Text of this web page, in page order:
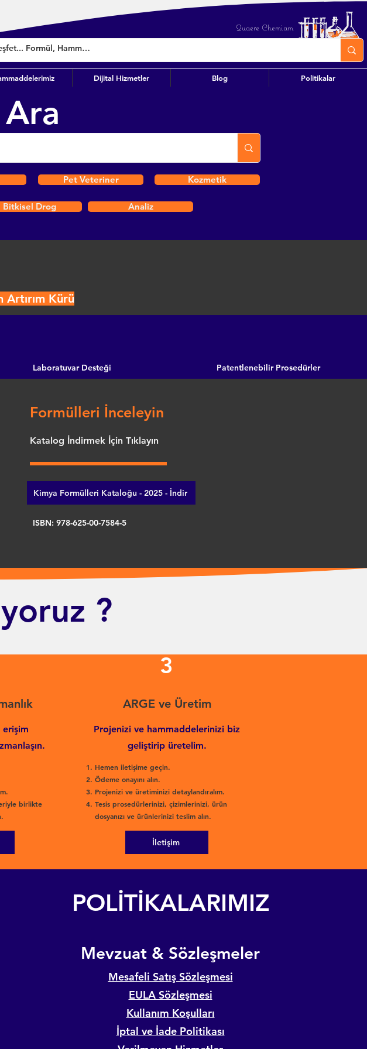
Quaere Chemiam
Dijital Hizmetler Blog Politikalar
Pet Veteriner Kozmetik
Bitkisel Drog Analiz
Kürü
Laboratuvar Desteği Patentlenebilir Prosedürler
Formülleri İnceleyin
Katalog İndirmek İçin Tıklayın
Kimya Formülleri Kataloğu - 2025 - İndir
ISBN: 978-625-00-7584-5
?
birlikte
3
ARGE ve Üretim
Hemen iletişime geçin.
Ödeme onayını alın.
Projenizi ve üretiminizi detaylandıralım.
Tesis prosedürlerinizi, çizimlerinizi, ürün
dosyanızı ve ürünlerinizi teslim alın.
Projenizi ve hammaddelerinizi biz
geliştirip üretelim.
İletişim
POLİTİKALARIMIZ
​Mevzuat & Sözleşmeler
Mesafeli Satış Sözleşmesi
EULA Sözleşmesi
Kullanım Koşulları
İptal ve İade Politikası